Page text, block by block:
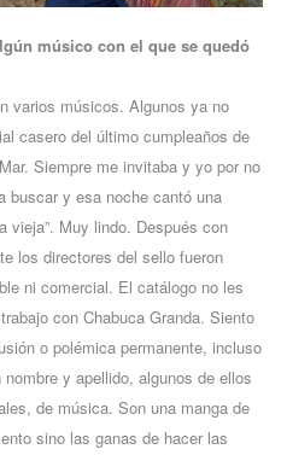
músico con el que se quedó
varios músicos. Algunos ya no
casero del último cumpleaños de
Siempre me invitaba y yo por no
buscar y esa noche cantó una
vieja”. Muy lindo. Después con
los directores del sello fueron
ni comercial. El catálogo no les
con Chabuca Granda. Siento
o polémica permanente, incluso
y apellido, algunos de ellos
de música. Son una manga de
sino las ganas de hacer las